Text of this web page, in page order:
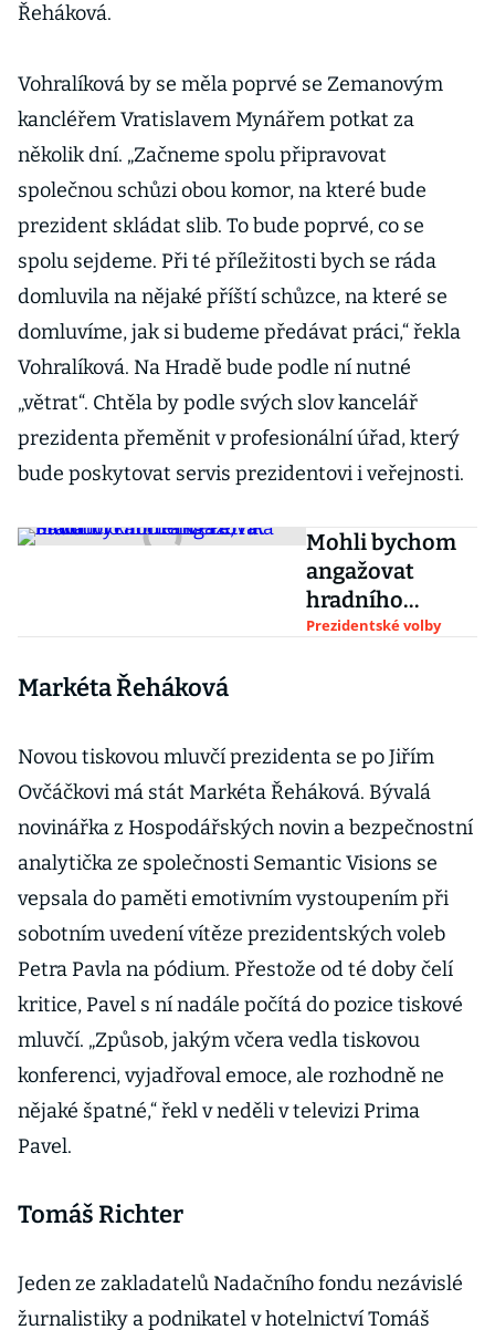
Řeháková.
Vohralíková by se měla poprvé se Zemanovým
kancléřem Vratislavem Mynářem potkat za
několik dní. „Začneme spolu připravovat
společnou schůzi obou komor, na které bude
prezident skládat slib. To bude poprvé, co se
spolu sejdeme. Při té příležitosti bych se ráda
domluvila na nějaké příští schůzce, na které se
domluvíme, jak si budeme předávat práci,“ řekla
Vohralíková. Na Hradě bude podle ní nutné
„větrat“. Chtěla by podle svých slov kancelář
prezidenta přeměnit v profesionální úřad, který
bude poskytovat servis prezidentovi i veřejnosti.
Mohli bychom
angažovat
hradního
influencera,
Prezidentské volby
Markéta Řeháková
Novou tiskovou mluvčí prezidenta se po Jiřím
Ovčáčkovi má stát Markéta Řeháková. Bývalá
novinářka z Hospodářských novin a bezpečnostní
analytička ze společnosti Semantic Visions se
vepsala do paměti emotivním vystoupením při
sobotním uvedení vítěze prezidentských voleb
Petra Pavla na pódium. Přestože od té doby čelí
kritice, Pavel s ní nadále počítá do pozice tiskové
mluvčí. „Způsob, jakým včera vedla tiskovou
konferenci, vyjadřoval emoce, ale rozhodně ne
nějaké špatné,“ řekl v neděli v televizi Prima
Pavel.
Tomáš Richter
Jeden ze zakladatelů Nadačního fondu nezávislé
žurnalistiky a podnikatel v hotelnictví Tomáš